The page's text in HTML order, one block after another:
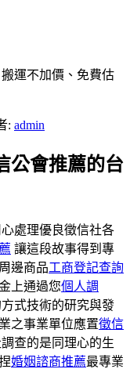
運不加價、免費估
: admin
公會推薦的台
心處理優良徵信社各
讓這段故事得到專
邊商品工商登記查詢
上通過您個人調
式技術的研究與發
之事業單位應置徵信
查的是同理心的生
婚姻諮商推薦最專業